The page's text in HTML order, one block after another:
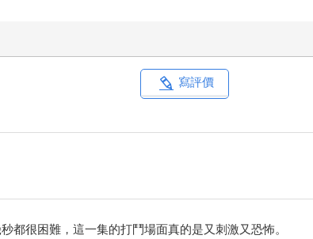
寫評價
都很困難，這一集的打鬥場面真的是又刺激又恐怖。